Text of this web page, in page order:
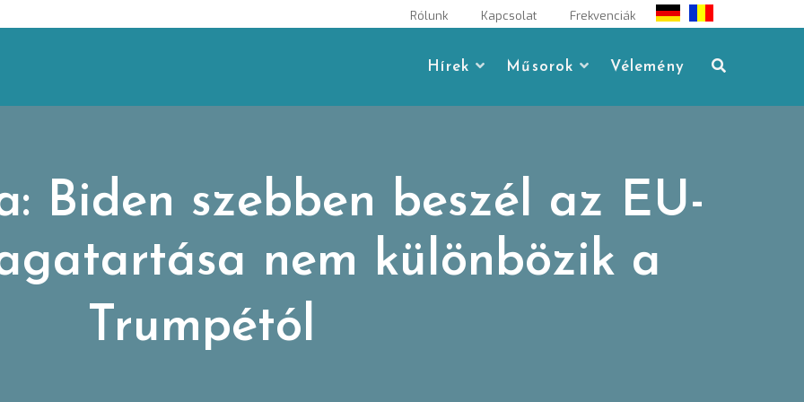
Rólunk Kapcsolat Frekvenciák
Hírek Műsorok Vélemény
Biden szebben beszél az EU-
nem különbözik a
Trumpétól